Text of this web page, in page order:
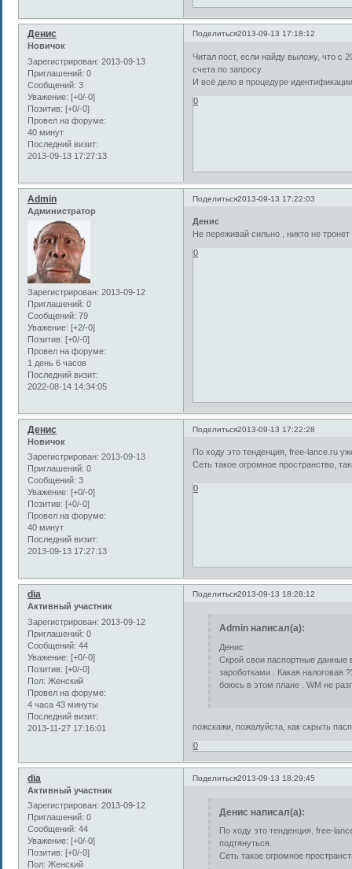
Поделиться2013-09-13 17:18:12
Денис
Новичок
Зарегистрирован: 2013-09-13
Приглашений: 0
Сообщений: 3
Уважение: [+0/-0]
Позитив: [+0/-0]
Провел на форуме:
40 минут
Последний визит:
2013-09-13 17:27:13
Читал пост, если найду выложу, что с
счета по запросу.
И всё дело в процедуре
0
Поделиться2013-09-13 17:22:03
Admin
Администратор
Зарегистрирован: 2013-09-12
Приглашений: 0
Сообщений: 79
Уважение: [+2/-0]
Позитив: [+0/-0]
Провел на форуме:
1 день 6 часов
Последний визит:
2022-08-14 14:34:05
Денис
Не переживай сильно , никто не
0
Поделиться2013-09-13 17:22:28
Денис
Новичок
Зарегистрирован: 2013-09-13
Приглашений: 0
Сообщений: 3
Уважение: [+0/-0]
Позитив: [+0/-0]
Провел на форуме:
40 минут
Последний визит:
2013-09-13 17:27:13
По ходу это тенденция, free-lance.ru
Сеть такое огромное пространство,
0
Поделиться2013-09-13 18:28:12
dia
Активный участник
Зарегистрирован: 2013-09-12
Приглашений: 0
Сообщений: 44
Уважение: [+0/-0]
Позитив: [+0/-0]
Пол: Женский
Провел на форуме:
4 часа 43 минуты
Последний визит:
2013-11-27 17:16:01
Admin написал(а):
Денис
Скрой свои паспортные
зароботками . Какая налоговая
боюсь в этом плане . WM не
пожскажи, пожалуйста, как скрыть
0
Поделиться2013-09-13 18:29:45
dia
Активный участник
Зарегистрирован: 2013-09-12
Приглашений: 0
Сообщений: 44
Уважение: [+0/-0]
Позитив: [+0/-0]
Пол: Женский
Денис написал(а):
По ходу это тенденция, free-
подтянуться.
Сеть такое огромное